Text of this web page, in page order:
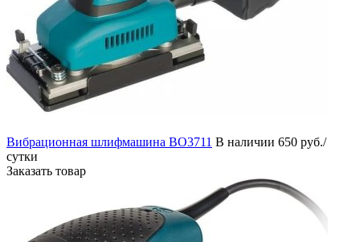
Вибрационная шлифмашина BO3711 В наличии 650 руб./
сутки
Заказать товар